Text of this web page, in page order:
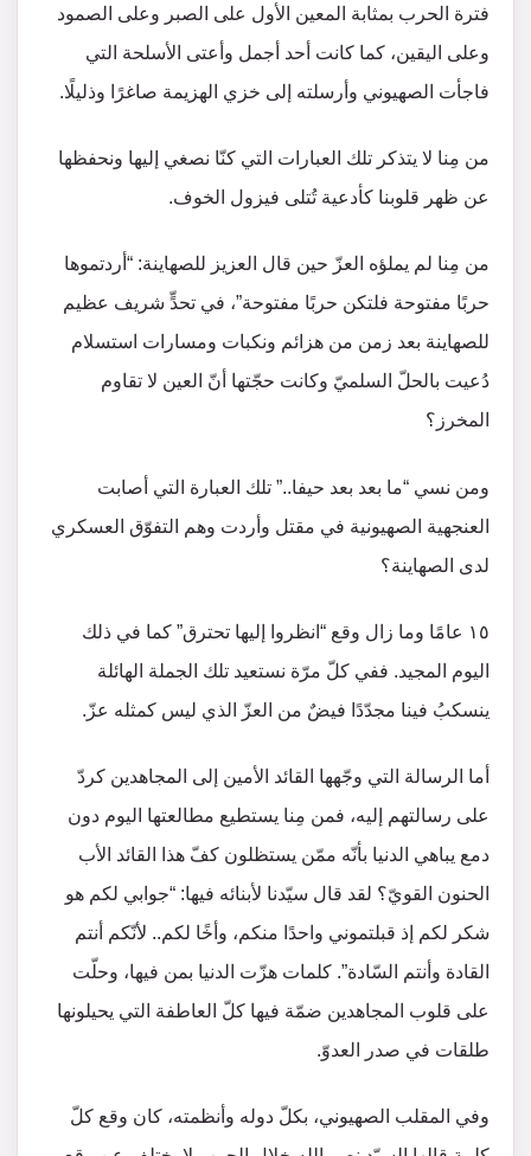
فترة الحرب بمثابة المعين الأول على الصبر وعلى الصمود
وعلى اليقين، كما كانت أحد أجمل وأعتى الأسلحة التي
فاجأت الصهيوني وأرسلته إلى خزي الهزيمة صاغرًا وذليلًا.
من مِنا لا يتذكر تلك العبارات التي كنّا نصغي إليها ونحفظها
عن ظهر قلوبنا كأدعية تُتلى فيزول الخوف.
من مِنا لم يملؤه العزّ حين قال العزيز للصهاينة: “أردتموها
حربًا مفتوحة فلتكن حربًا مفتوحة”، في تحدٍّ شريف عظيم
للصهاينة بعد زمن من هزائم ونكبات ومسارات استسلام
دُعيت بالحلّ السلميّ وكانت حجّتها أنّ العين لا تقاوم
المخرز؟
ومن نسي “ما بعد بعد حيفا..” تلك العبارة التي أصابت
العنجهية الصهيونية في مقتل وأردت وهم التفوّق العسكري
لدى الصهاينة؟
١٥ عامًا وما زال وقع “انظروا إليها تحترق” كما في ذلك
اليوم المجيد. ففي كلّ مرّة نستعيد تلك الجملة الهائلة
ينسكبُ فينا مجدّدًا فيضٌ من العزّ الذي ليس كمثله عزّ.
أما الرسالة التي وجّهها القائد الأمين إلى المجاهدين كردّ
على رسالتهم إليه، فمن مِنا يستطيع مطالعتها اليوم دون
دمع يباهي الدنيا بأنّه ممّن يستظلون كفّ هذا القائد الأب
الحنون القويّ؟ لقد قال سيّدنا لأبنائه فيها: “جوابي لكم هو
شكر لكم إذ قبلتموني واحدًا منكم، وأخًا لكم.. لأنّكم أنتم
القادة وأنتم السّادة”. كلمات هزّت الدنيا بمن فيها، وحلّت
على قلوب المجاهدين ضمّة فيها كلّ العاطفة التي يحيلونها
طلقات في صدر العدوّ.
وفي المقلب الصهيوني، بكلّ دوله وأنظمته، كان وقع كلّ